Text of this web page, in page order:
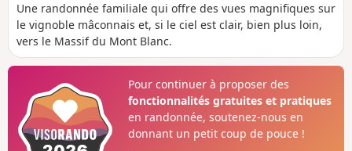
Une randonnée familiale qui offre des vues magnifiques sur
le vignoble mâconnais et, si le ciel est clair, bien plus loin,
vers le Massif du Mont Blanc.
Pour continuer à proposer des
fonctionnalités gratuites et pratiques
en randonnée, soutenez-nous en
donnant un petit coup de pouce !